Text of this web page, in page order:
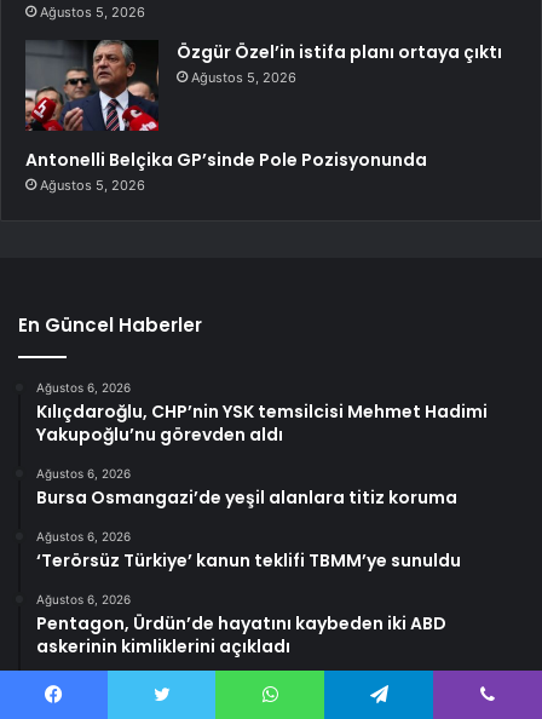
Ağustos 5, 2026
Özgür Özel’in istifa planı ortaya çıktı
Ağustos 5, 2026
Antonelli Belçika GP’sinde Pole Pozisyonunda
Ağustos 5, 2026
En Güncel Haberler
Ağustos 6, 2026
Kılıçdaroğlu, CHP’nin YSK temsilcisi Mehmet Hadimi
Yakupoğlu’nu görevden aldı
Ağustos 6, 2026
Bursa Osmangazi’de yeşil alanlara titiz koruma
Ağustos 6, 2026
‘Terörsüz Türkiye’ kanun teklifi TBMM’ye sunuldu
Ağustos 6, 2026
Pentagon, Ürdün’de hayatını kaybeden iki ABD
askerinin kimliklerini açıkladı
Ağustos 6, 2026
Starlink 12 milyon aboneyi geçti: Gigabit hız sunacak